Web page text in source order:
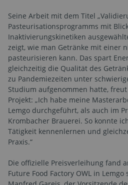
Seine Arbeit mit dem Titel
Pasteurisationsprogramms mit
Inaktivierungskinetiken
zeigt, wie man Getränke mit einer
pasteurisieren kann. Das spart
gleichzeitig die Qualität des
zu Pandemiezeiten unter
Studium aufgenommen hatte,
Projekt: „Ich habe meine
Lemgo durchgeführt, als auch im
Krombacher Brauerei. So konnte
Tätigkeit kennenlernen und
Praxis.“
Die offizielle Preisverleihung fand
Future Food Factory OWL in